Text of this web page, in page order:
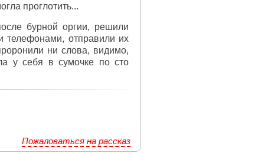
проглотить...
бурной оргии, решили
телефонами, отправили их
ни слова, видимо,
у себя в сумочке по сто
Пожаловаться на рассказ